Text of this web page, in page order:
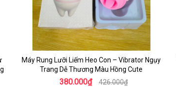
Máy Rung Lưỡi Liếm Heo Con – Vibrator Ngụy
Trang Dễ Thương Màu Hồng Cute
380.000₫ 426.000₫